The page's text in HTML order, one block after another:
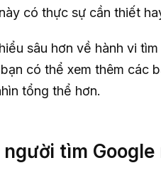
có thực sự cần thiết
sâu hơn về hành vi
có thể xem thêm các
tổng thể hơn.
tìm